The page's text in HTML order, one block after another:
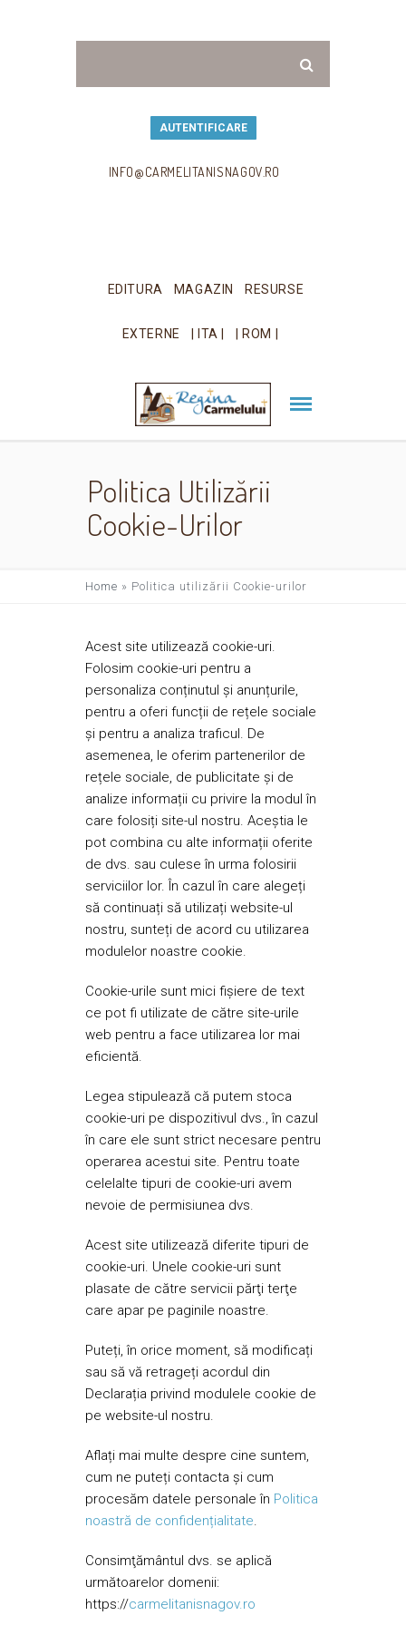
AUTENTIFICARE
INFO@CARMELITANISNAGOV.RO
EDITURA MAGAZIN RESURSE
EXTERNE | ITA | | ROM |
Politica Utilizării
Cookie-Urilor
Home » Politica utilizării Cookie-urilor
Acest site utilizează cookie-uri.
Folosim cookie-uri pentru a
personaliza conținutul și anunțurile,
pentru a oferi funcții de rețele sociale
și pentru a analiza traficul. De
asemenea, le oferim partenerilor de
rețele sociale, de publicitate și de
analize informații cu privire la modul în
care folosiți site-ul nostru. Aceștia le
pot combina cu alte informații oferite
de dvs. sau culese în urma folosirii
serviciilor lor. În cazul în care alegeți
să continuați să utilizați website-ul
nostru, sunteți de acord cu utilizarea
modulelor noastre cookie.
Cookie-urile sunt mici fişiere de text
ce pot fi utilizate de către site-urile
web pentru a face utilizarea lor mai
eficientă.
Legea stipulează că putem stoca
cookie-uri pe dispozitivul dvs., în cazul
în care ele sunt strict necesare pentru
operarea acestui site. Pentru toate
celelalte tipuri de cookie-uri avem
nevoie de permisiunea dvs.
Acest site utilizează diferite tipuri de
cookie-uri. Unele cookie-uri sunt
plasate de către servicii părţi terţe
care apar pe paginile noastre.
Puteți, în orice moment, să modificați
sau să vă retrageți acordul din
Declarația privind modulele cookie de
pe website-ul nostru.
Aflați mai multe despre cine suntem,
cum ne puteți contacta și cum
procesăm datele personale în Politica
noastră de confidențialitate.
Consimţământul dvs. se aplică
următoarelor domenii:
https://carmelitanisnagov.ro